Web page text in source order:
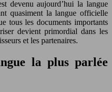
devenu aujourd’hui la langue
quasiment la langue officielle
tous les documents importants
devient primordial dans les
et les partenaires.
la plus parlée